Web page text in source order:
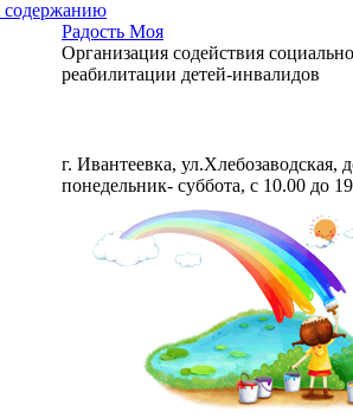
содержанию
Радость Моя
Организация содействия
реабилитации детей-инвалидов
г. Ивантеевка, ул.Хлебозаводская,
понедельник- суббота, с 10.00 до